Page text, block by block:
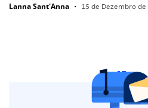
Lanna Sant'Anna • 15 de Dezembro de